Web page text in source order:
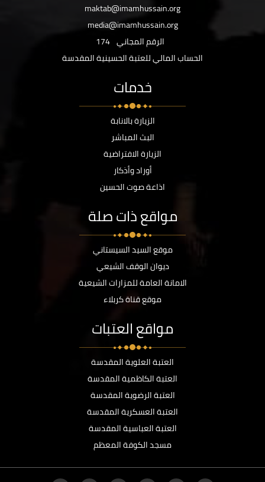
maktab@imamhussain.org
media@imamhussain.org
الرقم المجاني 174
الحساب المالي للعتبة الحسينية المقدسة
خدمات
الزيارة بالانابة
البث المباشر
الزيارة الافتراضية
أوراد وأذكار
اذاعة صوت الحسين
مواقع ذات صلة
موقع السيد السيستاني
ديوان الوقف الشيعي
الامانة العامة للمزارات الشيعية
موقع قناة كربلاء
مواقع العتبات
العتبة العلوية المقدسة
العتبة الكاظمية المقدسة
العتبة الرضوية المقدسة
العتبة العسكرية المقدسة
العتبة العباسية المقدسة
مسجد الكوفة المعظم